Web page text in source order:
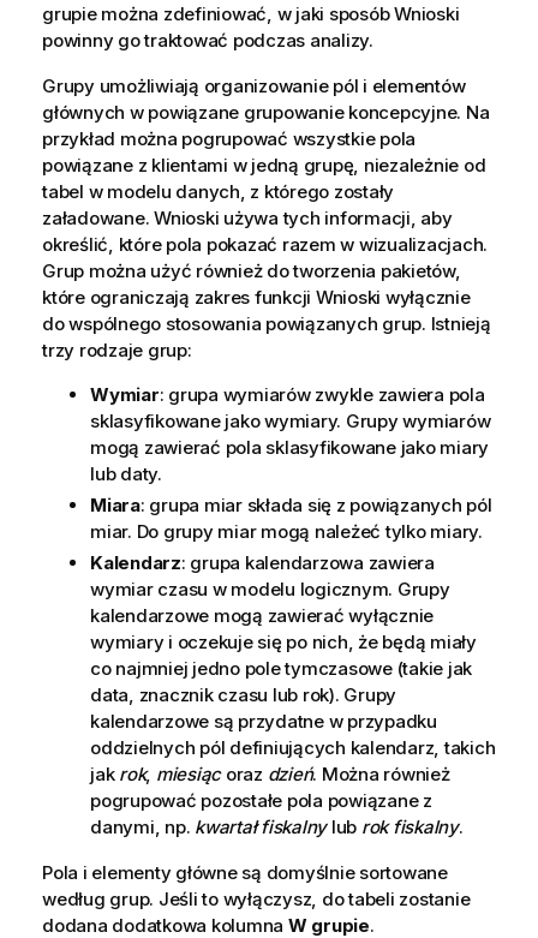
grupie można zdefiniować, w jaki sposóbWnioski
powinny go traktować podczas analizy.
Grupy umożliwiają organizowanie pól i elementów
głównych w powiązane grupowanie koncepcyjne. Na
przykład można pogrupować wszystkie pola
powiązane z klientami w jedną grupę, niezależnie od
tabel w modelu danych, z którego zostały
załadowane. Wnioski używa tych informacji, aby
określić, które pola pokazać razem w wizualizacjach.
Grup można użyć również do tworzenia pakietów,
które ograniczają zakres funkcji Wnioski wyłącznie
do wspólnego stosowania powiązanych grup. Istnieją
trzy rodzaje grup:
Wymiar: grupa wymiarów zwykle zawiera pola
sklasyfikowane jako wymiary. Grupy wymiarów
mogą zawierać pola sklasyfikowane jako miary
lub daty.
Miara: grupa miar składa się z powiązanych pól
miar. Do grupy miar mogą należeć tylko miary.
Kalendarz: grupa kalendarzowa zawiera
wymiar czasu w modelu logicznym. Grupy
kalendarzowe mogą zawierać wyłącznie
wymiary i oczekuje się po nich, że będą miały
co najmniej jedno pole tymczasowe (takie jak
data, znacznik czasu lub rok). Grupy
kalendarzowe są przydatne w przypadku
oddzielnych pól definiujących kalendarz, takich
jak rok, miesiącoraz dzień. Można również
pogrupować pozostałe pola powiązane z
danymi, np. kwartał fiskalnylub rok fiskalny.
Pola i elementy główne są domyślnie sortowane
według grup. Jeśli to wyłączysz, do tabeli zostanie
dodana dodatkowa kolumna W grupie.